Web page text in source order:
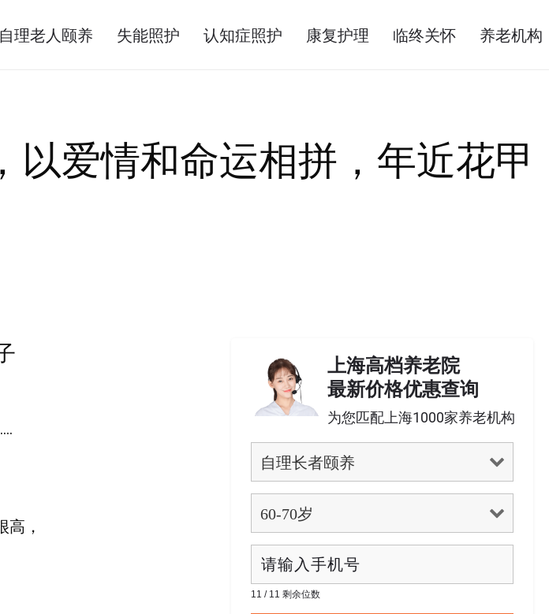
自理老人颐养 失能照护 认知症照护 康复护理 临终关怀 养老机构
爱情和命运相拼，年近花甲
，
上海高档养老院
最新价格优惠查询
为您匹配上海1000家养老机构
11 / 11 剩余位数